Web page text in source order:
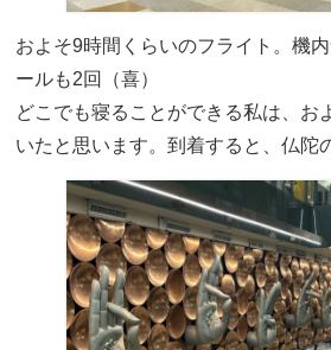
およそ9時間くらいのフライト。機
ールも2回（喜）
どこでも寝ることができる私は、お
いたと思います。到着すると、仏陀